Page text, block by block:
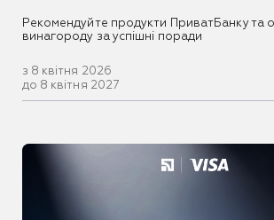
Рекомендуйте продукти ПриватБанку та
винагороду за успішні поради
з 8 квітня 2026
до 8 квітня 2027